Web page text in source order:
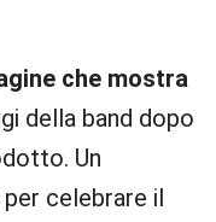
che mostra
della band dopo
Un
celebrare il